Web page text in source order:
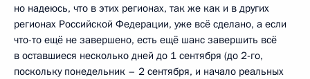
но надеюсь, что в этих регионах, так же как и в других
регионах Российской Федерации, уже всё сделано, а если
что-то ещё не завершено, есть ещё шанс завершить всё
в оставшиеся несколько дней до 1 сентября (до 2-го,
поскольку понедельник – 2 сентября, и начало реальных